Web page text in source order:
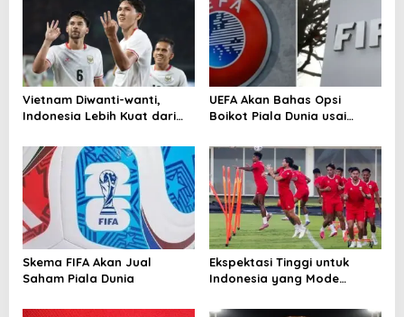
p
o
s
Vietnam Diwanti-wanti,
Indonesia Lebih Kuat dari
UEFA Akan Bahas Opsi
Boikot Piala Dunia usai
Skema FIFA Akan Jual
Saham Piala Dunia
Ekspektasi Tinggi untuk
Indonesia yang Mode